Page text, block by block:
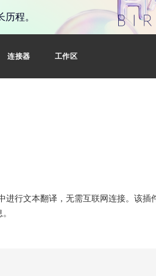
程。
连接器 工作区
进行文本翻译，无需互联网连接。该插